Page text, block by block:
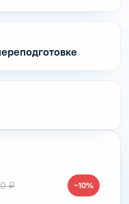
₽ −10%